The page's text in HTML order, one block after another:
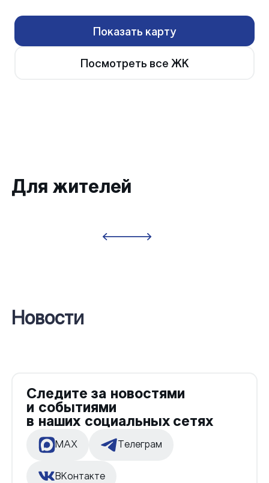
Показать карту
Посмотреть все ЖК
Для жителей
Новости
Следите за новостями
и событиями
в наших социальных сетях
MAX Телеграм
ВКонтакте